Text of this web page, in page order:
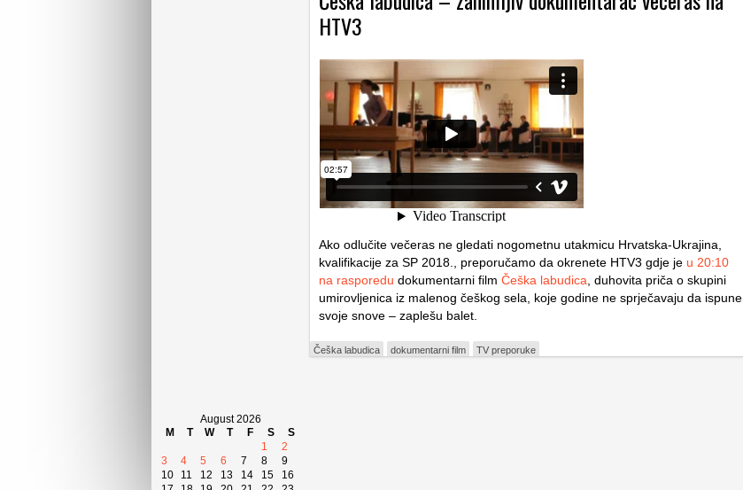
August 2026
M
T W T F S
S
1
2
3
4 5 6 7 8
9
10
11 12 13 14 15
16
HTV3
Ako odlučite večeras ne gledati nogometnu utakmicu Hrvatska-Ukrajina,
kvalifikacije za SP 2018., preporučamo da okrenete HTV3 gdje je u 20:10
na rasporedu dokumentarni film Češka labudica , duhovita priča o skupini
umirovljenica iz malenog češkog sela, koje godine ne sprječavaju da ispune
svoje snove – zaplešu balet.
Češka labudica dokumentarni film TV preporuke